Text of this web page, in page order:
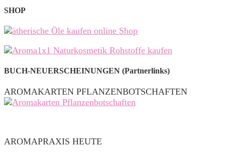
SHOP
BUCH-NEUERSCHEINUNGEN (Partnerlinks)
AROMAKARTEN PFLANZENBOTSCHAFTEN
AROMAPRAXIS HEUTE